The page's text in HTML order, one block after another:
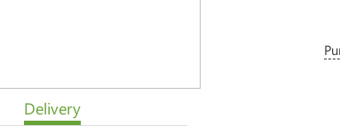
Delivery